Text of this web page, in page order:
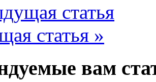
статья
статья »
вам